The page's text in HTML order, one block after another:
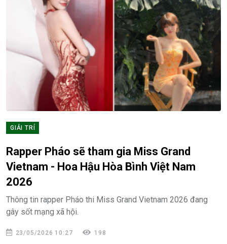
GIẢI TRÍ
Rapper Pháo sẽ tham gia Miss Grand
Vietnam - Hoa Hậu Hòa Bình Việt Nam
2026
Thông tin rapper Pháo thi Miss Grand Vietnam 2026 đang
gây sốt mạng xã hội.
23/05/2026 10:27 198